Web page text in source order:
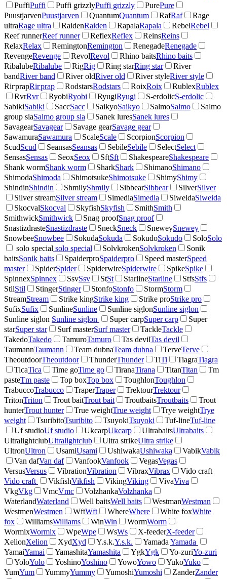
PuffiPuffi Puffi grizzlyPuffi grizzly PurePure
PuustjarvenPuustjarven QuantumQuantum RafRaf
Rage
ultraRage ultra RaidenRaiden RapalaRapala RebelRebel
Reef runnerReef runner ReflexReflex ReinsReins
RelaxRelax RemingtonRemington RenegadeRenegade
RevengeRevenge RevolRevol Rhino baitsRhino baits
RibalubeRibalube RigRig Ring starRing star
River
bandRiver band River oldRiver old River styleRiver style
RiгрrapRiгрrap RodstarsRodstars RoixRoix RublexRublex
RvrRvr RyobiRyobi RyugiRyugi S-erdolicS-erdolic
SabikiSabiki SaccSacc SaikyoSaikyo SalmoSalmo
Salmo
group siaSalmo group sia Sanek luresSanek lures
SavagearSavagear Savage gearSavage gear
SawamuraSawamura ScaleScale ScorpionScorpion
ScudScud SeansasSeansas SebileSebile SelectSelect
SensasSensas SeoxSeox SftSft ShakespeareShakespeare
Shank wormShank worm SharkShark ShimanoShimano
ShimodaShimoda ShimotsukeShimotsuke ShimyShimy
ShindinShindin ShmilyShmily SibbearSibbear SilverSilver
Silver streamSilver stream SimediaSimedia SiweidaSiweida
SkocvalSkocval SkyfishSkyfish SmithSmith
SmithwickSmithwick Snag proofSnag proof
SnastizdrasteSnastizdraste SneckSneck SneweySnewey
SnowbeeSnowbee SokudaSokuda SokudoSokudo SoloSolo
solo special solo special SolvkrokenSolvkroken
Sonik
baitsSonik baits SpaiderproSpaiderpro Speed masterSpeed
master
SpiderSpider SpiderwireSpiderwire SpikeSpike
SpinnexSpinnex SsvSsv StSt StarlineStarline StfsStfs
StilStil StingerStinger StonfoStonfo StormStorm
StreamStream Strike kingStrike king Strike proStrike pro
SufixSufix SunlineSunline Sunline siglonSunline siglon
Sunline siglon Sunline siglon Super carpSuper carp
Super
starSuper star Surf masterSurf master TackleTackle
TakedoTakedo TamuroTamuro Tas devilTas devil
TaumannTaumann Team dubnaTeam dubna TerveTerve
TheoutdoorTheoutdoor ThunderThunder TiTi TiagraTiagra
TicaTica Time goTime go TiranaTirana TitanTitan
Tm
pasteTm paste Top boxTop box ToughlonToughlon
TrabuccoTrabucco TraperTraper TrektourTrektour
TritonTriton Trout baitTrout bait TroutbaitsTroutbaits
Trout
hunterTrout hunter True weightTrue weight Trye weightTrye
weight
TsuribitoTsuribito TsuyokiTsuyoki Tuf-lineTuf-line
Uf studioUf studio UkcarpUkcarp UltrabaitsUltrabaits
UltralightclubUltralightclub Ultra strikeUltra strike
UltronUltron UsamiUsami UshiwakaUshiwaka VabikVabik
Van dafVan daf VanfookVanfook VegasVegas
VersusVersus VibrationVibration VibraxVibrax
Vido craft
Vido craft
VikfishVikfish VikingViking VivaViva
VkgVkg VmcVmc VolzhankaVolzhanka
WaterlandWaterland Well baitsWell baits WestmanWestman
WestmenWestmen WftWft WhereWhere White foxWhite
fox
WilliamsWilliams WinWin WormWorm
WormixWormix WpeWpe WsWs X-feederX-feeder
XelionXelion XydXyd Y.s.k.Y.s.k. Yamada Yamada
YamaiYamai YamashitaYamashita YgkYgk Yo-zuriYo-zuri
YoloYolo YoshinoYoshino YowoYowo YukoYuko
YumYum YummyYummy YumoshiYumoshi ZanderZander